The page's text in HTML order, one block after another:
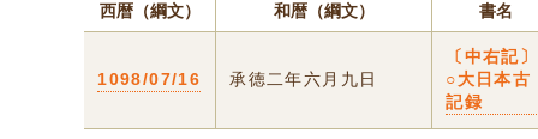
西暦（綱文） 和暦（綱文） 書名
1098/07/16 承徳二年六月九日
〔中右記〕
○大日本古
記録